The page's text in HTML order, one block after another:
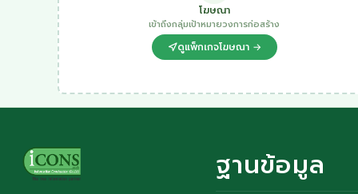
โฆษณา
เข้าถึงกลุ่มเป้าหมายวงการก่อสร้าง
ดูแพ็กเกจโฆษณา →
ฐานข้อมูล